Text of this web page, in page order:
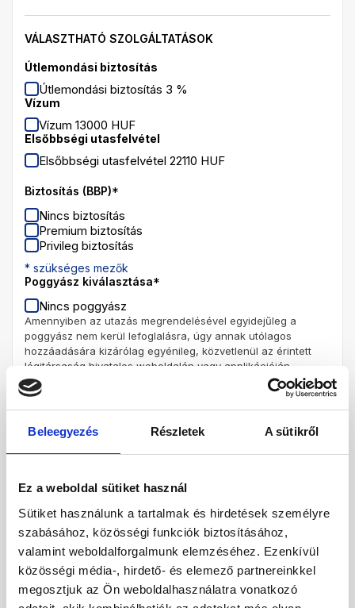
Beleegyezés Részletek A sütikről
Ez a weboldal sütiket használ
Sütiket használunk a tartalmak és hirdetések személyre
szabásához, közösségi funkciók biztosításához,
valamint weboldalforgalmunk elemzéséhez. Ezenkívül
közösségi média-, hirdető- és elemező partnereinkkel
megosztjuk az Ön weboldalhasználatra vonatkozó
VÁLASZTHATÓ SZOLGÁLTATÁSOK
Útlemondási biztosítás
Útlemondási biztosítás 3 %
Vízum
Vízum 13000 HUF
Elsőbbségi utasfelvétel
Elsőbbségi utasfelvétel 22110 HUF
Biztosítás (BBP)*
Nincs biztosítás
Premium biztosítás
Privileg biztosítás
* szükséges mezők
Poggyász kiválasztása*
Nincs poggyász
Amennyiben az utazás megrendelésével egyidejűleg a
poggyász nem kerül lefoglalásra, úgy annak utólagos
hozzáadására kizárólag egyénileg, közvetlenül az érintett
légitársaság hivatalos weboldalán vagy applikációján
keresztül van lehetőség.
feladott poggyász 1 darab / 10 kg
feladott poggyász 1 darab / 20 kg
feladott poggyász 1 darab / 26 kg
feladott poggyász 1 darab / 32 kg
Fakultatív programok
Válasszon programot!